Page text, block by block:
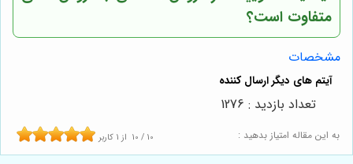
متفاوت است؟
مشخصات
به این مقاله امتیاز بدهید : 10 / 10 از 1 کاربر
تعداد بازدید : 1276